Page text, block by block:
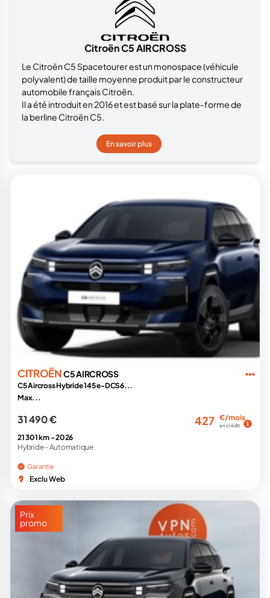
Citroën C5 AIRCROSS
Le Citroën C5 Spacetourer est un monospace (véhicule
polyvalent) de taille moyenne produit par le constructeur
automobile français Citroën.
Il a été introduit en 2016 et est basé sur la plate-forme de
la berline Citroën C5.
En savoir plus
CITROËNC5 AIRCROSS
C5 Aircross Hybride 145 e-DCS6...
Max...
31 490 € 427 €/mois
en crédit
21 301 km -2026
Hybride - Automatique
Garantie
Exclu Web
Prix
promo